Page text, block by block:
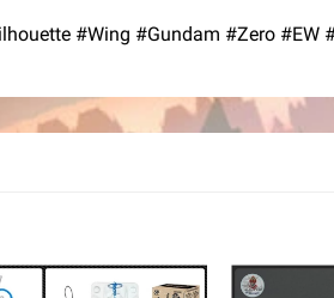
#Wing #Gundam #Zero #EW